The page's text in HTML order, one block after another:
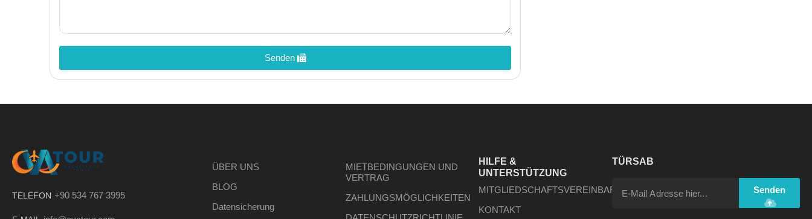
Senden
TELEFON +90 534 767 3995
ÜBER UNS
BLOG
Datensicherung
MIETBEDINGUNGEN UND
VERTRAG
ZAHLUNGSMÖGLICHKEITEN
HILFE &
UNTERSTÜTZUNG
MITGLIEDSCHAFTSVEREINBARUNG
KONTAKT
TÜRSAB
Senden